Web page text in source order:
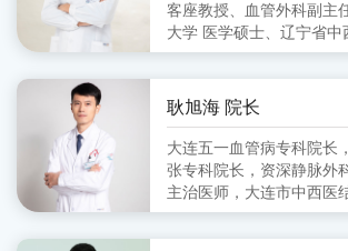
客座教授、血管外科副主
大学 医学硕士、辽宁省中
围血管病分会 委员、大连
会血管外科分会 副主任委
协会血管外科分会 委员
耿旭海 院长
大连五一血管病专科院长
张专科院长，资深静脉外
主治医师，大连市中西医
专业委员会 委员,毕